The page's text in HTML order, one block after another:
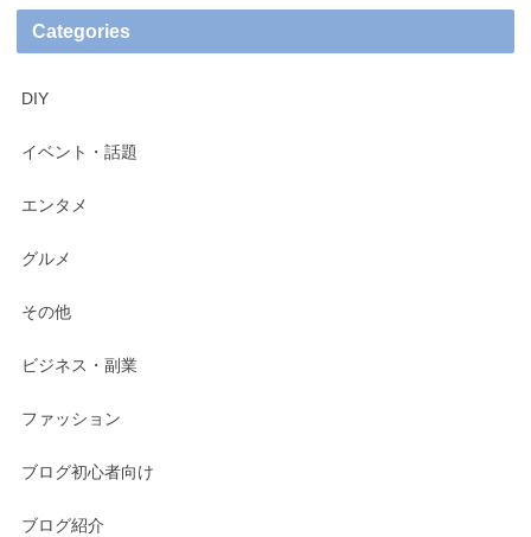
Categories
DIY
イベント・話題
エンタメ
グルメ
その他
ビジネス・副業
ファッション
ブログ初心者向け
ブログ紹介